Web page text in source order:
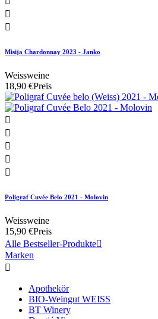


Misija Chardonnay 2023 - Janko
Weissweine
18,90 €Preis





Poligraf Cuvée Belo 2021 - Molovin
Weissweine
15,90 €Preis
Alle Bestseller-Produkte
Marken

Apothekör
BIO-Weingut WEISS
BT Winery